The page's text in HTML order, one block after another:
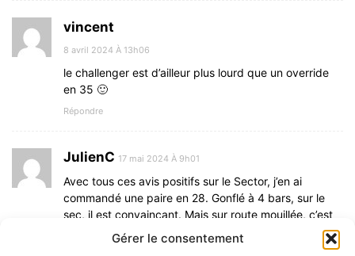
Gérer le consentement
vincent
8 avril 2024 À 13h06
le challenger est d’ailleur plus lourd que un override
en 35 🙂
Répondre
JulienC 17 mai 2024 À 9h01
Avec tous ces avis positifs sur le Sector, j’en ai
commandé une paire en 28. Gonflé à 4 bars, sur le
sec, il est convaincant. Mais sur route mouillée, c’est
une catastrophe. Dès que l’on prend un peu d’angle,
ça glisse. Et dès qu’on se met en danseuse, ça